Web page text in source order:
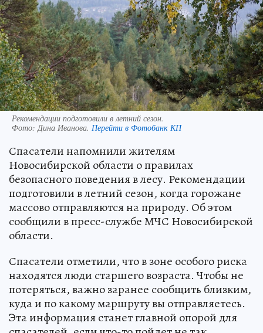
Рекомендации подготовили в летний сезон.
Фото:Дина Иванова. Перейти в Фотобанк КП
Спасатели напомнили жителям
Новосибирской области о правилах
безопасного поведения в лесу. Рекомендации
подготовили в летний сезон, когда горожане
массово отправляются на природу. Об этом
сообщили в пресс-службе МЧС Новосибирской
области.
Спасатели отметили, что в зоне особого риска
находятся люди старшего возраста. Чтобы не
потеряться, важно заранее сообщить близким,
куда и по какому маршруту вы отправляетесь.
Эта информация станет главной опорой для